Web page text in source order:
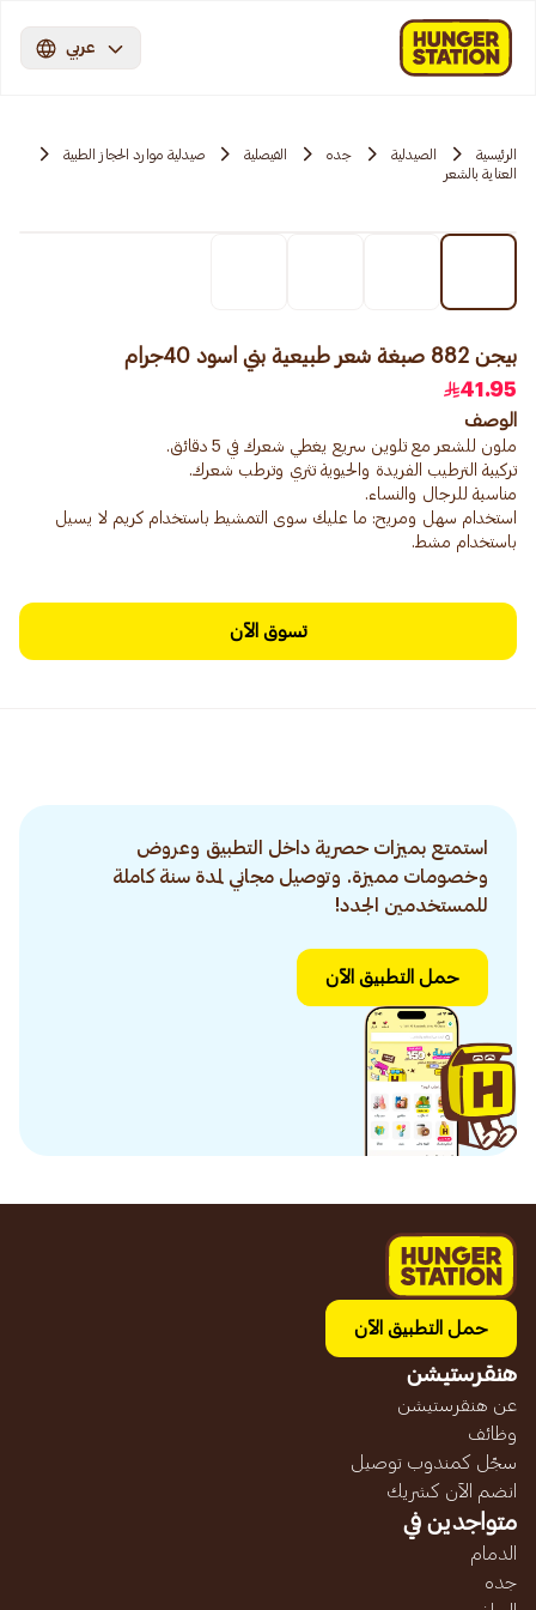
عربي
الرئيسية الصيدلية جده الفيصلية
صيدلية موارد الحجاز الطبية
العناية بالشعر
بيجن 882 صبغة شعر طبيعية بني اسود 40جرام
41.95
الوصف
استخدام سهل ومريح: ما عليك سوى التمشيط باستخدام كريم لا يسيل
باستخدام مشط.
تسوق الآن
استمتع بميزات حصرية داخل التطبيق وعروض
وخصومات مميزة. وتوصيل مجاني لمدة سنة كاملة
للمستخدمين الجدد!
حمل التطبيق الآن
حمل التطبيق الآن
هنقرستيشن
عن هنقرستيشن
وظائف
سجّل كمندوب توصيل
انضم الآن كشريك
متواجدين في
الدمام
جده